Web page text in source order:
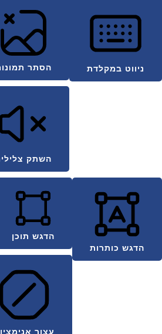
ניווט במקלדת הסתר
השתק
הדגש כותרות
הדגש תוכן
עצור